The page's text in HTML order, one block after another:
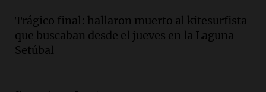
Episodios
Audio.1° gol de Rosario Central a
Aldosivi (Zalazar en contra) - relato
Gato Greco
Trágico final: hallaron muerto al kitesurfista
que buscaban desde el jueves en la Laguna
Setúbal